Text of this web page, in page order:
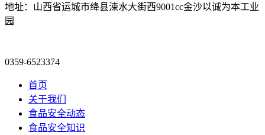
地址：山西省运城市绛县涑水大街西9001cc金沙以诚为本工业
园
0359-6523374
首页
关于我们
食品安全动态
食品安全知识